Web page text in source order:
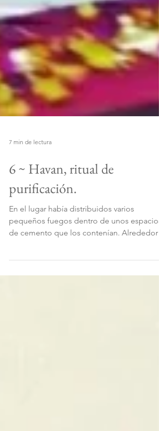
6 ~ Havan, ritual de
purificación.
En el lugar había distribuidos varios
pequeños fuegos dentro de unos espacios
de cada fogata se ubi